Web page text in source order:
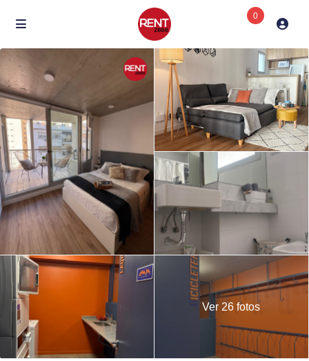
0
Ver 26 fotos